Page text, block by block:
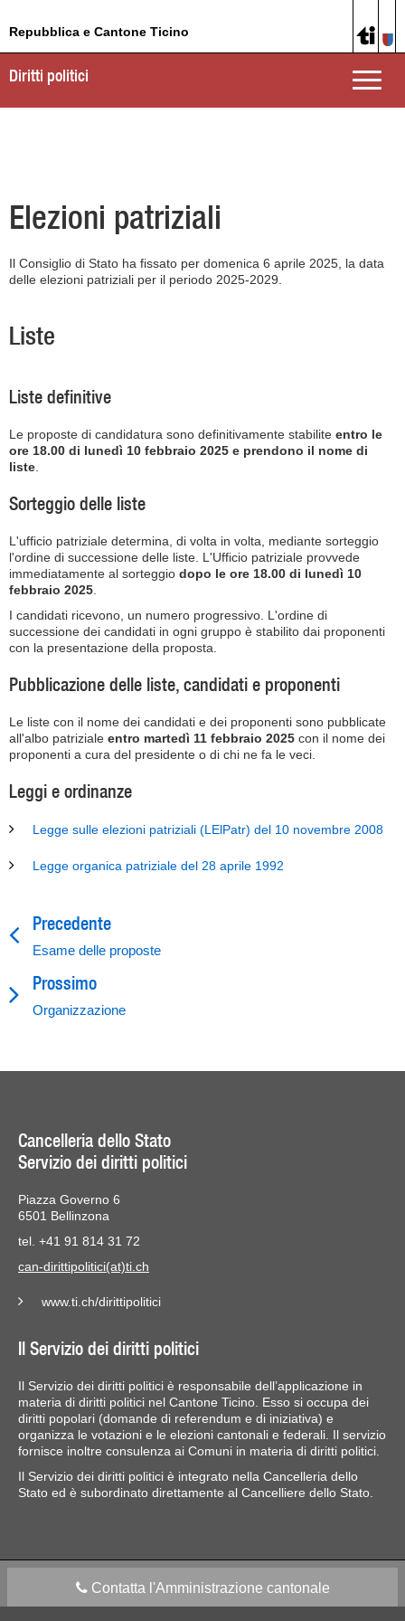
Repubblica e Cantone Ticino
Toggle
Diritti politici
Elezioni patriziali
Il Consiglio di Stato ha fissato per domenica 6 aprile 2025, la data
delle elezioni patriziali per il periodo 2025-2029.
Liste
Liste definitive
Le proposte di candidatura sono definitivamente stabilite entro le
ore 18.00 di lunedì 10 febbraio 2025 e prendono il nome di
liste
Sorteggio delle liste
L'ufficio patriziale determina, di volta in volta, mediante sorteggio
l'ordine di successione delle liste. L'Ufficio patriziale provvede
immediatamente al sorteggio dopo le ore 18.00 di lunedì 10
febbraio 2025
I candidati ricevono, un numero progressivo. L'ordine di
successione dei candidati in ogni gruppo è stabilito dai proponenti
con la presentazione della proposta.
Pubblicazione delle liste, candidati e proponenti
Le liste con il nome dei candidati e dei proponenti sono pubblicate
all'albo patriziale entro martedì 11 febbraio 2025 con il nome dei
proponenti a cura del presidente o di chi ne fa le veci.
Leggi e ordinanze
Legge sulle elezioni patriziali (LElPatr) del 10 novembre 2008
Legge organica patriziale del 28 aprile 1992
Precedente
Esame delle proposte
Prossimo
Organizzazione
Cancelleria dello Stato
Servizio dei diritti politici
Piazza Governo 6
6501 Bellinzona
tel. +41 91 814 31 72
can-dirittipolitici(at)ti.ch
www.ti.ch/dirittipolitici
Il Servizio dei diritti politici
Il Servizio dei diritti politici è responsabile dell’applicazione in
materia di diritti politici nel Cantone Ticino. Esso si occupa dei
diritti popolari (domande di referendum e di iniziativa) e
organizza le votazioni e le elezioni cantonali e federali. Il servizio
fornisce inoltre consulenza ai Comuni in materia di diritti politici.
Il Servizio dei diritti politici è integrato nella Cancelleria dello
Stato ed è subordinato direttamente al Cancelliere dello Stato.
Contatta l'Amministrazione cantonale